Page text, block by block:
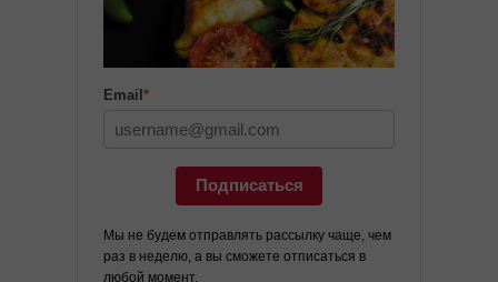
Email *
Подписаться
Мы не будем отправлять рассылку чаще, чем
раз в неделю, а вы сможете отписаться в
любой момент.